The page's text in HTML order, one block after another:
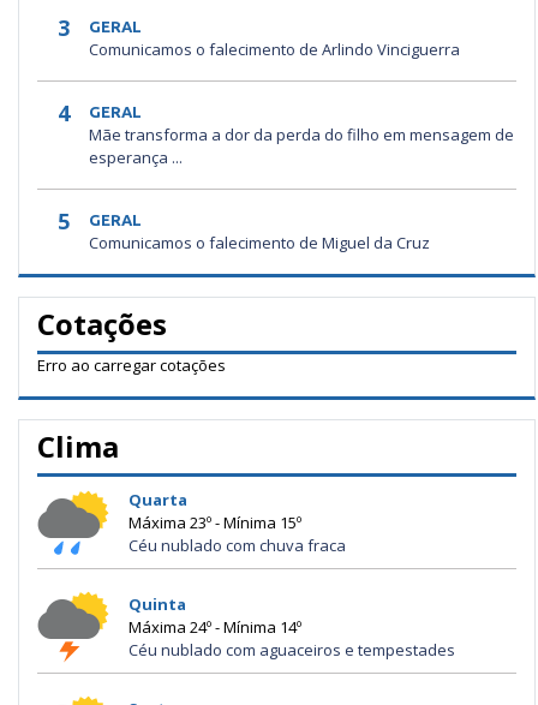
3 GERAL
Comunicamos o falecimento de Arlindo Vinciguerra
4 GERAL
Mãe transforma a dor da perda do filho em mensagem de
esperança ...
5 GERAL
Comunicamos o falecimento de Miguel da Cruz
Cotações
Erro ao carregar cotações
Clima
Quarta
Máxima 23º - Mínima 15º
Céu nublado com chuva fraca
Quinta
Máxima 24º - Mínima 14º
Céu nublado com aguaceiros e tempestades